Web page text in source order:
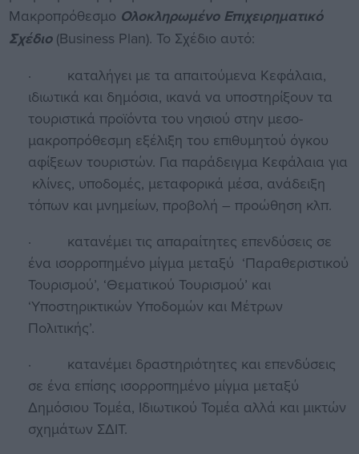
Μακροπρόθεσμο Ολοκληρωμένο Επιχειρηματικό
Σχέδιο(Business Plan). Το Σχέδιο αυτό:
· καταλήγει με τα απαιτούμενα Κεφάλαια,
ιδιωτικά και δημόσια, ικανά να υποστηρίξουν τα
τουριστικά προϊόντα του νησιού στην μεσο-
μακροπρόθεσμη εξέλιξη του επιθυμητού όγκου
αφίξεων τουριστών. Για παράδειγμα Κεφάλαια για
κλίνες, υποδομές, μεταφορικά μέσα, ανάδειξη
τόπων και μνημείων, προβολή – προώθηση κλπ.
· κατανέμει τις απαραίτητες επενδύσεις σε
ένα ισορροπημένο μίγμα μεταξύ ‘Παραθεριστικού
Τουρισμού’, ‘Θεματικού Τουρισμού’ και
‘Υποστηρικτικών Υποδομών και Μέτρων
Πολιτικής’.
· κατανέμει δραστηριότητες και επενδύσεις
σε ένα επίσης ισορροπημένο μίγμα μεταξύ
Δημόσιου Τομέα, Ιδιωτικού Τομέα αλλά και μικτών
σχημάτων ΣΔΙΤ.